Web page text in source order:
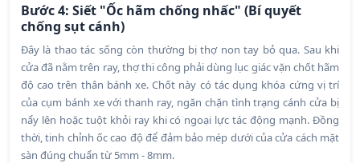
Bước 4: Siết "Ốc hãm chống nhấc" (Bí quyết
chống sụt cánh)
Đây là thao tác sống còn thường bị thợ non tay bỏ qua. Sau khi
cửa đã nằm trên ray, thợ thi công phải dùng lục giác vặn chốt hãm
độ cao trên thân bánh xe. Chốt này có tác dụng khóa cứng vị trí
của cụm bánh xe với thanh ray, ngăn chặn tình trạng cánh cửa bị
nẩy lên hoặc tuột khỏi ray khi có ngoại lực tác động mạnh. Đồng
thời, tinh chỉnh ốc cao độ để đảm bảo mép dưới của cửa cách mặt
sàn đúng chuẩn từ 5mm - 8mm.